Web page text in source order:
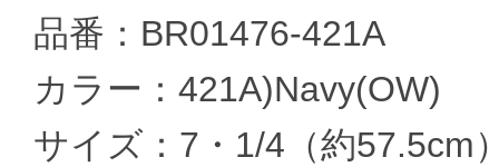
品番：BR01476-421A
カラー：421A)Navy(OW)
サイズ：7・1/4（約57.5cm